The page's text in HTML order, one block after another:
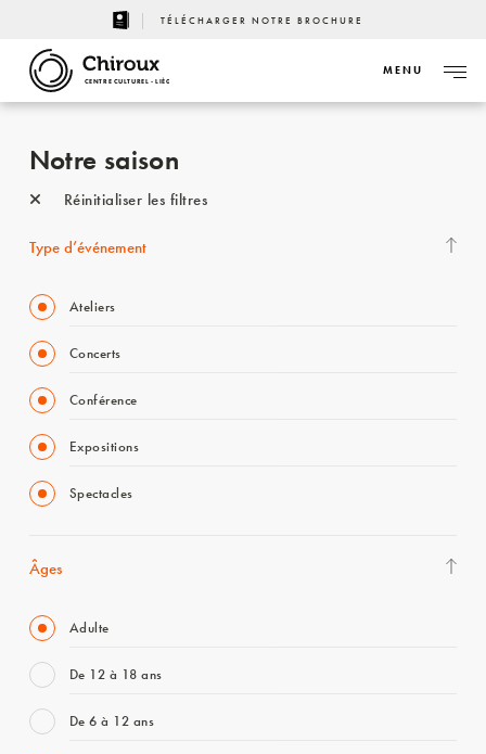
TÉLÉCHARGER NOTRE BROCHURE
CENTRE CULTUREL - LIÈGE
MENU
Notre saison
Réinitialiser les filtres
Type d’événement
Ateliers
Concerts
Conférence
Expositions
Spectacles
Âges
Adulte
De 12 à 18 ans
De 6 à 12 ans